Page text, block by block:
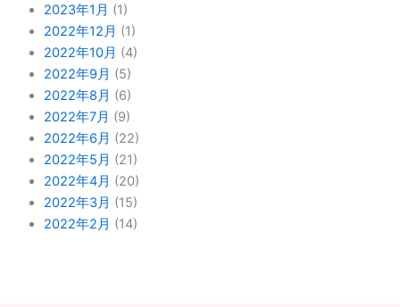
2023年1月 (1)
2022年12月 (1)
2022年10月 (4)
2022年9月 (5)
2022年8月 (6)
2022年7月 (9)
2022年6月 (22)
2022年5月 (21)
2022年4月 (20)
2022年3月 (15)
2022年2月 (14)